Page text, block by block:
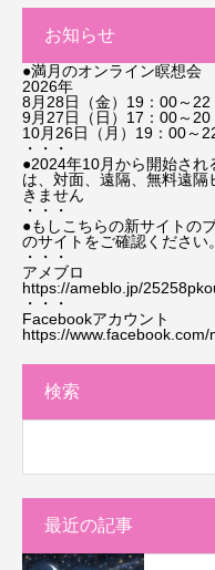
お知らせ
●満月のオンライン瞑想会
2026年
8月28日（金）19：00～22
9月27日（日）17：00～20
10月26日（月）19：00～
・・・
●2024年10月から開始さ
は、対面、遠隔、無料遠
きません
・・・
●もしこちらの新サイトの
のサイトをご確認ください。
・・・
アメブロ
https://ameblo.jp/
・・・
Facebookアカウント
https://www.facebook.com/
検索
最近の記事